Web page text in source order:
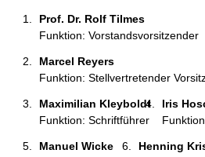
Prof. Dr. Rolf Tilmes
Funktion: Vorstandsvorsitzender
Marcel Reyers
Funktion: Stellvertretender
Maximilian Kleyboldt
Funktion: Schriftführer
Iris
Manuel Wicke
Henning